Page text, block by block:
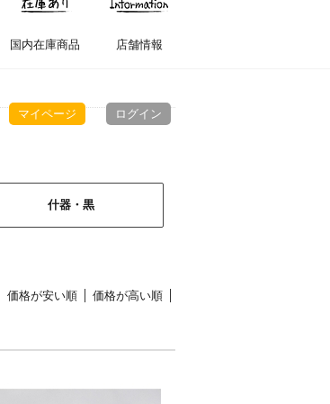
マイページ ログイン
什器・黒
価格が安い順 価格が高い順